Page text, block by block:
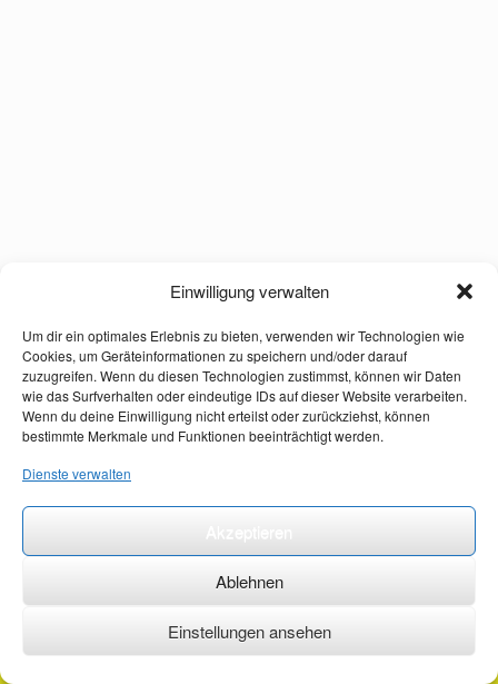
Einwilligung verwalten
Um dir ein optimales Erlebnis zu bieten, verwenden wir Technologien wie
Cookies, um Geräteinformationen zu speichern und/oder darauf
zuzugreifen. Wenn du diesen Technologien zustimmst, können wir Daten
wie das Surfverhalten oder eindeutige IDs auf dieser Website verarbeiten.
Wenn du deine Einwilligung nicht erteilst oder zurückziehst, können
bestimmte Merkmale und Funktionen beeinträchtigt werden.
Dienste verwalten
Ablehnen
Einstellungen ansehen
©2026 ·erstehilfekurs-mauch.de ·AGB ·Datenschutzerklärung ·Impressum ·